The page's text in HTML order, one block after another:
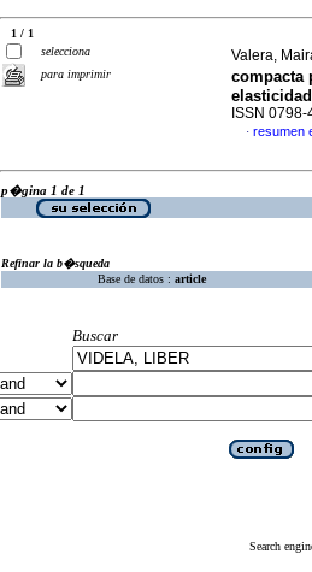
1 / 1
selecciona
para imprimir
Valera,
compacta
ISSN 0798-
· resumen
p�gina 1 de 1
Refinar la b�squeda
Base de datos : article
Buscar
Search